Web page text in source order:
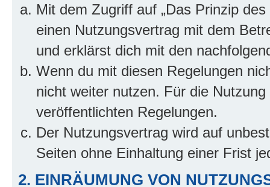
Mit dem Zugriff auf „Das Prinzip
einen Nutzungsvertrag mit dem
und erklärst dich mit den
Wenn du mit diesen Regelungen
nicht weiter nutzen. Für die
veröffentlichten Regelungen.
Der Nutzungsvertrag wird auf
Seiten ohne Einhaltung einer Frist
2. EINRÄUMUNG VON